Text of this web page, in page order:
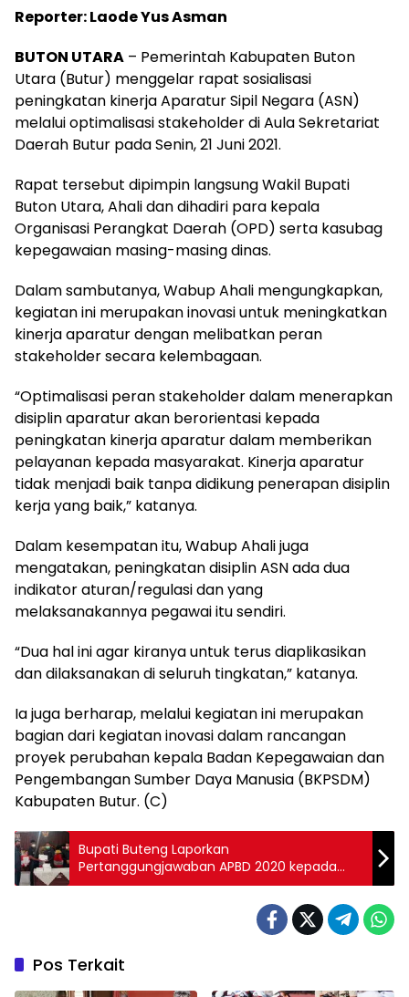
Reporter: Laode Yus Asman
BUTON UTARA – Pemerintah Kabupaten Buton
Utara (Butur) menggelar rapat sosialisasi
peningkatan kinerja Aparatur Sipil Negara (ASN)
melalui optimalisasi stakeholder di Aula Sekretariat
Daerah Butur pada Senin, 21 Juni 2021.
Rapat tersebut dipimpin langsung Wakil Bupati
Buton Utara, Ahali dan dihadiri para kepala
Organisasi Perangkat Daerah (OPD) serta kasubag
kepegawaian masing-masing dinas.
Dalam sambutanya, Wabup Ahali mengungkapkan,
kegiatan ini merupakan inovasi untuk meningkatkan
kinerja aparatur dengan melibatkan peran
stakeholder secara kelembagaan.
“Optimalisasi peran stakeholder dalam menerapkan
disiplin aparatur akan berorientasi kepada
peningkatan kinerja aparatur dalam memberikan
pelayanan kepada masyarakat. Kinerja aparatur
tidak menjadi baik tanpa didikung penerapan disiplin
kerja yang baik,” katanya.
Dalam kesempatan itu, Wabup Ahali juga
mengatakan, peningkatan disiplin ASN ada dua
indikator aturan/regulasi dan yang
melaksanakannya pegawai itu sendiri.
“Dua hal ini agar kiranya untuk terus diaplikasikan
dan dilaksanakan di seluruh tingkatan,” katanya.
Ia juga berharap, melalui kegiatan ini merupakan
bagian dari kegiatan inovasi dalam rancangan
proyek perubahan kepala Badan Kepegawaian dan
Pengembangan Sumber Daya Manusia (BKPSDM)
Kabupaten Butur. (C)
Bupati Buteng Laporkan
Pertanggungjawaban APBD 2020 kepada
DPRD
Pos Terkait